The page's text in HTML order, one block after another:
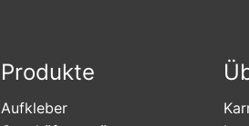
Produkte
Aufkleber